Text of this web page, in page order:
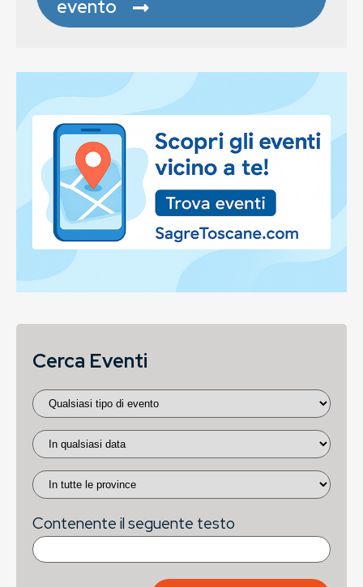
evento
Cerca Eventi
Contenente il seguente testo